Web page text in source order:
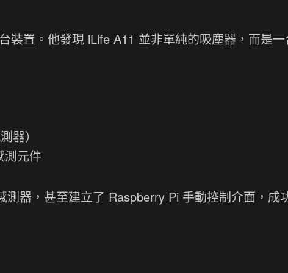
裝置。他發現 iLife A11 並非單純的吸塵器，而是一
器）
測元件
器，甚至建立了 Raspberry Pi 手動控制介面，成